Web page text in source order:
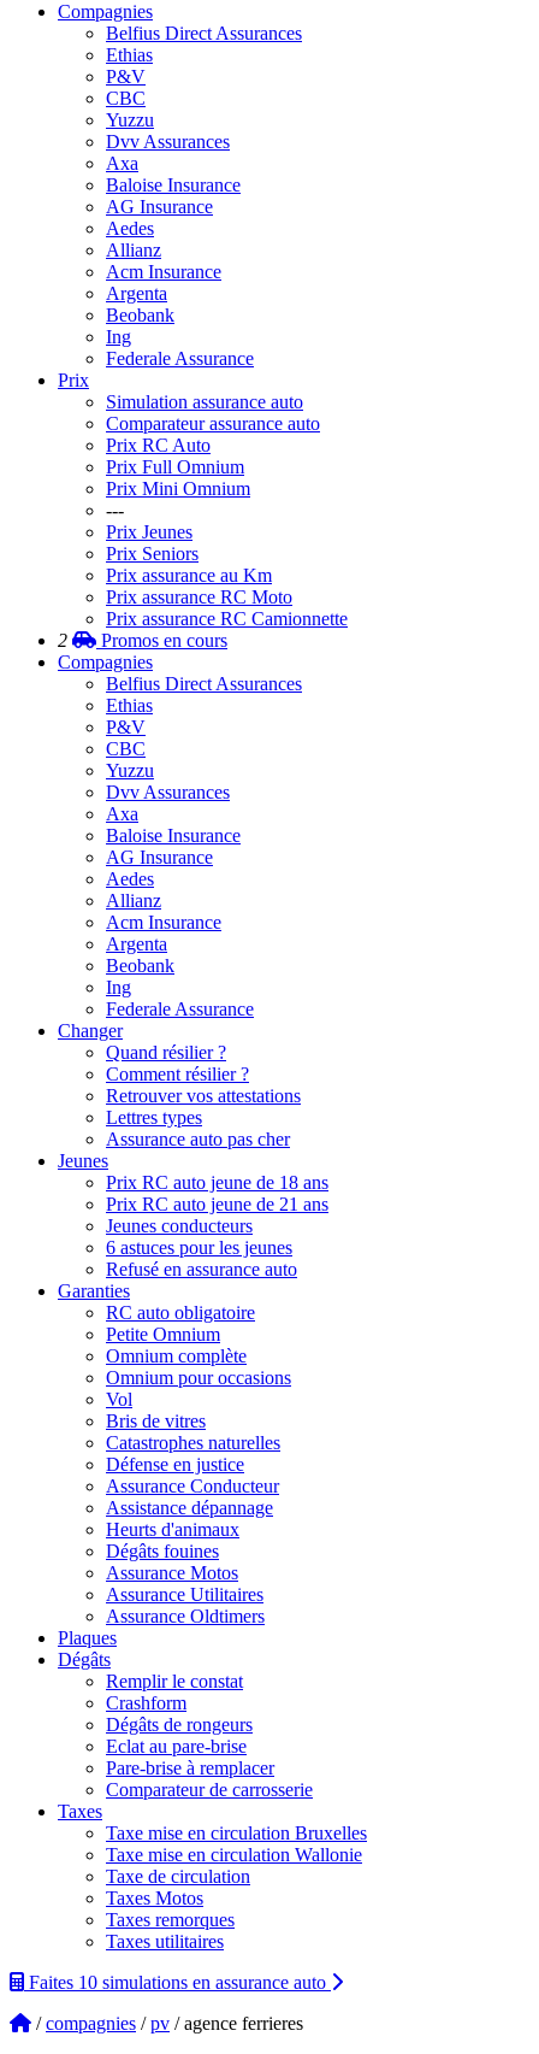
Compagnies
Belfius Direct Assurances
Ethias
P&V
CBC
Yuzzu
Dvv Assurances
Axa
Baloise Insurance
AG Insurance
Aedes
Allianz
Acm Insurance
Argenta
Beobank
Ing
Federale Assurance
Prix
Simulation assurance auto
Comparateur assurance auto
Prix RC Auto
Prix Full Omnium
Prix Mini Omnium
---
Prix Jeunes
Prix Seniors
Prix assurance au Km
Prix assurance RC Moto
Prix assurance RC Camionnette
2
Promos en cours
Compagnies
Belfius Direct Assurances
Ethias
P&V
CBC
Yuzzu
Dvv Assurances
Axa
Baloise Insurance
AG Insurance
Aedes
Allianz
Acm Insurance
Argenta
Beobank
Ing
Federale Assurance
Changer
Quand résilier ?
Comment résilier ?
Retrouver vos attestations
Lettres types
Assurance auto pas cher
Jeunes
Prix RC auto jeune de 18 ans
Prix RC auto jeune de 21 ans
Jeunes conducteurs
6 astuces pour les jeunes
Refusé en assurance auto
Garanties
RC auto obligatoire
Petite Omnium
Omnium complète
Omnium pour occasions
Vol
Bris de vitres
Catastrophes naturelles
Défense en justice
Assurance Conducteur
Assistance dépannage
Heurts d'animaux
Dégâts fouines
Assurance Motos
Assurance Utilitaires
Assurance Oldtimers
Plaques
Dégâts
Remplir le constat
Crashform
Dégâts de rongeurs
Eclat au pare-brise
Pare-brise à remplacer
Comparateur de carrosserie
Taxes
Taxe mise en circulation Bruxelles
Taxe mise en circulation Wallonie
Taxe de circulation
Taxes Motos
Taxes remorques
Taxes utilitaires
Faites 10 simulations en assurance auto
/compagnies /pv / agence ferrieres